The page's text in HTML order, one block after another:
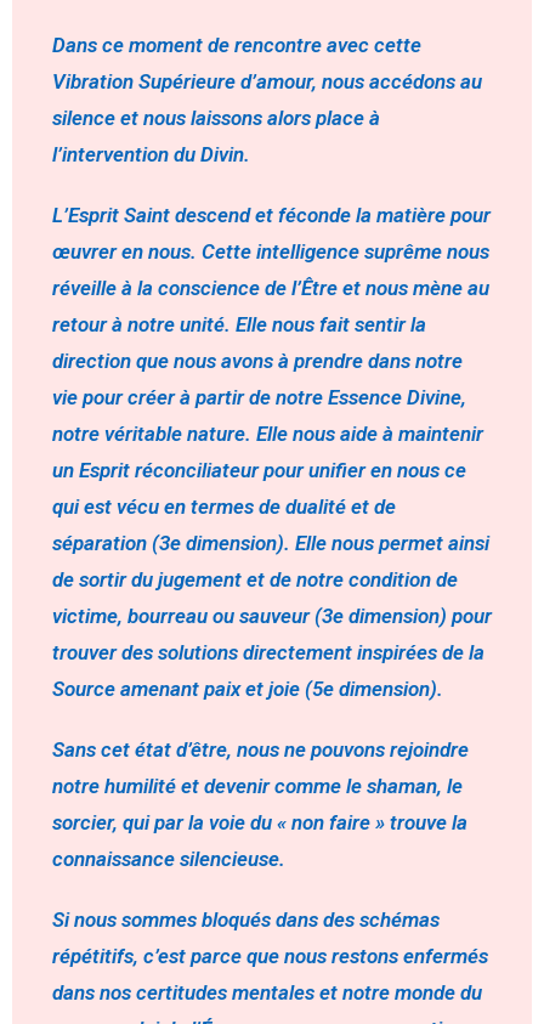
Dans ce moment de rencontre avec cette
Vibration Supérieure d’amour, nous accédons au
silence et nous laissons alors place à
l’intervention du Divin.
L’Esprit Saint descend et féconde la matière pour
œuvrer en nous. Cette intelligence suprême nous
réveille à la conscience de l’Être et nous mène au
retour à notre unité. Elle nous fait sentir la
direction que nous avons à prendre dans notre
vie pour créer à partir de notre Essence Divine,
notre véritable nature. Elle nous aide à maintenir
un Esprit réconciliateur pour unifier en nous ce
qui est vécu en termes de dualité et de
séparation (3e dimension). Elle nous permet ainsi
de sortir du jugement et de notre condition de
victime, bourreau ou sauveur (3e dimension) pour
trouver des solutions directement inspirées de la
Source amenant paix et joie (5e dimension).
Sans cet état d’être, nous ne pouvons rejoindre
notre humilité et devenir comme le shaman, le
sorcier, qui par la voie du « non faire » trouve la
connaissance silencieuse.
Si nous sommes bloqués dans des schémas
répétitifs, c’est parce que nous restons enfermés
dans nos certitudes mentales et notre monde du